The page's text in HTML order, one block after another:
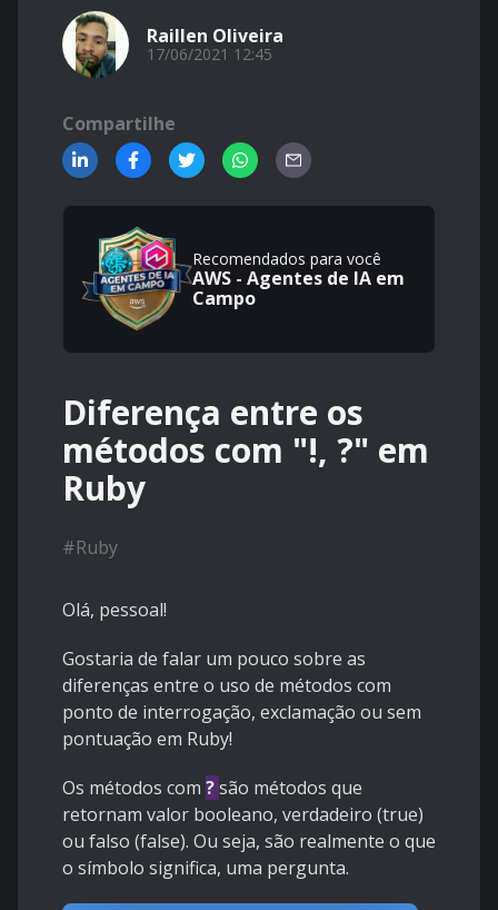
Raillen Oliveira
17/06/2021 12:45
Compartilhe
Recomendados para você
AWS - Agentes de IA em
Campo
Diferença entre os
métodos com "!, ?" em
Ruby
#Ruby
Olá, pessoal!
Gostaria de falar um pouco sobre as
diferenças entre o uso de métodos com
ponto de interrogação, exclamação ou sem
pontuação em Ruby!
Os métodos com ?são métodos que
retornam valor booleano, verdadeiro (true)
ou falso (false). Ou seja, são realmente o que
o símbolo significa, uma pergunta.